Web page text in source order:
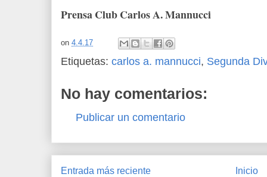
Prensa Club Carlos A. Mannucci
on 4.4.17
Etiquetas: carlos a. mannucci, Segunda
No hay comentarios:
Publicar un comentario
Entrada más reciente Inicio